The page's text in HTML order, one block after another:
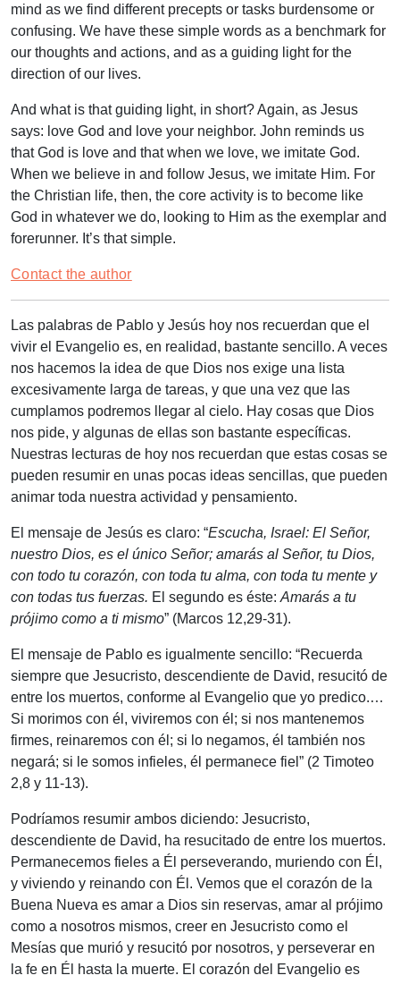
mind as we find different precepts or tasks burdensome or
confusing. We have these simple words as a benchmark for
our thoughts and actions, and as a guiding light for the
direction of our lives.
And what is that guiding light, in short? Again, as Jesus
says: love God and love your neighbor. John reminds us
that God is love and that when we love, we imitate God.
When we believe in and follow Jesus, we imitate Him. For
the Christian life, then, the core activity is to become like
God in whatever we do, looking to Him as the exemplar and
forerunner. It’s that simple.
Contact the author
Las palabras de Pablo y Jesús hoy nos recuerdan que el
vivir el Evangelio es, en realidad, bastante sencillo. A veces
nos hacemos la idea de que Dios nos exige una lista
excesivamente larga de tareas, y que una vez que las
cumplamos podremos llegar al cielo. Hay cosas que Dios
nos pide, y algunas de ellas son bastante específicas.
Nuestras lecturas de hoy nos recuerdan que estas cosas se
pueden resumir en unas pocas ideas sencillas, que pueden
animar toda nuestra actividad y pensamiento.
El mensaje de Jesús es claro: “Escucha, Israel: El Señor,
nuestro Dios, es el único Señor; amarás al Señor, tu Dios,
con todo tu corazón, con toda tu alma, con toda tu mente y
con todas tus fuerzas. El segundo es éste: Amarás a tu
prójimo como a ti mismo” (Marcos 12,29-31).
El mensaje de Pablo es igualmente sencillo: “Recuerda
siempre que Jesucristo, descendiente de David, resucitó de
entre los muertos, conforme al Evangelio que yo predico.…
Si morimos con él, viviremos con él; si nos mantenemos
firmes, reinaremos con él; si lo negamos, él también nos
negará; si le somos infieles, él permanece fiel” (2 Timoteo
2,8 y 11-13).
Podríamos resumir ambos diciendo: Jesucristo,
descendiente de David, ha resucitado de entre los muertos.
Permanecemos fieles a Él perseverando, muriendo con Él,
y viviendo y reinando con Él. Vemos que el corazón de la
Buena Nueva es amar a Dios sin reservas, amar al prójimo
como a nosotros mismos, creer en Jesucristo como el
Mesías que murió y resucitó por nosotros, y perseverar en
la fe en Él hasta la muerte. El corazón del Evangelio es